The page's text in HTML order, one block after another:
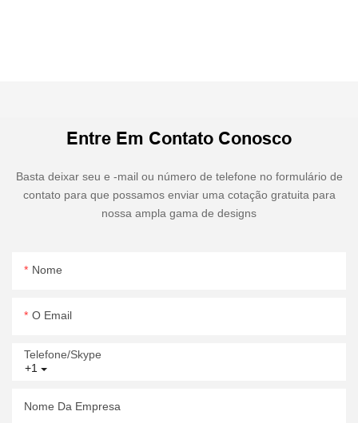
Entre Em Contato Conosco
Basta deixar seu e -mail ou número de telefone no formulário de
contato para que possamos enviar uma cotação gratuita para
nossa ampla gama de designs
Nome
O Email
+1
Telefone/Skype
Nome Da Empresa